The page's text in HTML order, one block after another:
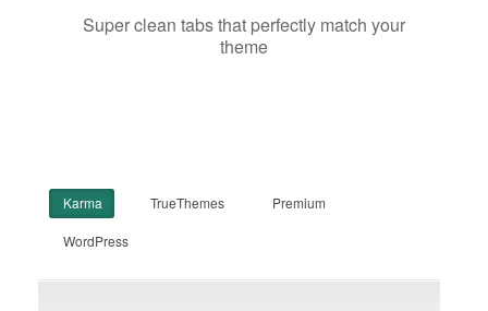
Super clean tabs that perfectly match your
theme
Karma TrueThemes Premium
WordPress